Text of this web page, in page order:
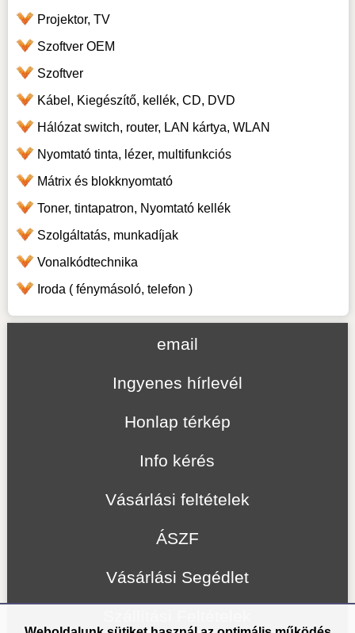
Projektor, TV
Szoftver OEM
Szoftver
Kábel, Kiegészítő, kellék, CD, DVD
Hálózat switch, router, LAN kártya, WLAN
Nyomtató tinta, lézer, multifunkciós
Mátrix és blokknyomtató
Toner, tintapatron, Nyomtató kellék
Szolgáltatás, munkadíjak
Vonalkódtechnika
Iroda ( fénymásoló, telefon )
email
Ingyenes hírlevél
Honlap térkép
Info kérés
Vásárlási feltételek
ÁSZF
Vásárlási Segédlet